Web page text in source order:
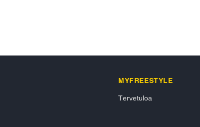
MYFREESTYLE
Tervetuloa